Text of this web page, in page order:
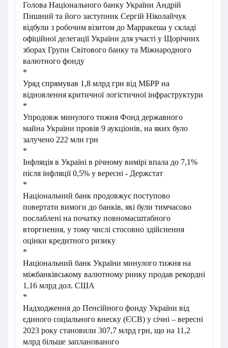
Голова Національного банку України Андрій
Пишний та його заступник Сергій Ніколайчук
відбули з робочим візитом до Марракеша у складі
офіційної делегації України для участі у Щорічних
зборах Групи Світового банку та Міжнародного
валютного фонду
*
Уряд спрямував 1,8 млрд грн від МБРР на
відновлення критичної логістичної інфраструктури
*
Упродовж минулого тижня Фонд державного
майна України провів 9 аукціонів, на яких було
залучено 222 млн грн
*
Інфляція в Україні в річному вимірі впала до 7,1%
після інфляції 0,5% у вересні - Держстат
*
Національний банк продовжує поступово
повертати вимоги до банків, які були тимчасово
послаблені на початку повномасштабного
вторгнення, у тому числі стосовно здійснення
оцінки кредитного ризику
*
Національний банк України минулого тижня на
міжбанківському валютному ринку продав рекордні
1,16 млрд дол. США
*
Надходження до Пенсійного фонду України від
єдиного соціального внеску (ЄСВ) у січні – вересні
2023 року становили 307,7 млрд грн, що на 11,2
млрд більше запланованого